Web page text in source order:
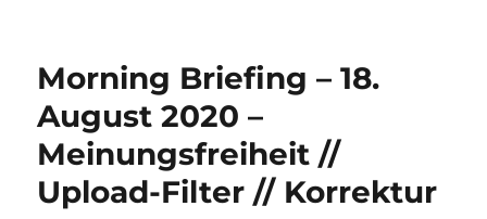
Morning Briefing – 18.
August 2020 –
Meinungsfreiheit //
Upload-Filter // Korrektur